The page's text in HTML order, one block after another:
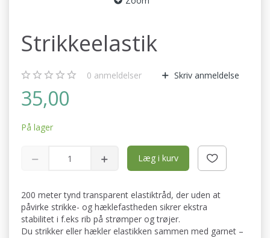
Strikkeelastik
0 anmeldelser Skriv anmeldelse
35,00
På lager
Læg i kurv
200 meter tynd transparent elastiktråd, der uden at
påvirke strikke- og hæklefastheden sikrer ekstra
stabilitet i f.eks rib på strømper og trøjer.
Du strikker eller hækler elastikken sammen med garnet –